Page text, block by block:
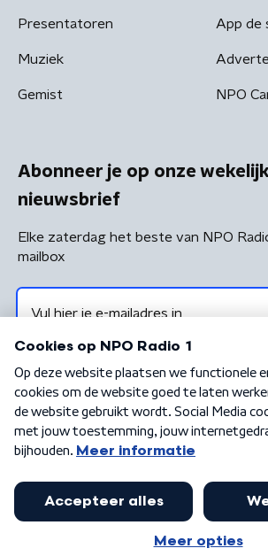
Presentatoren
Muziek
Gemist
App de
NPO
Abonneer je op onze
nieuwsbrief
Elke zaterdag het beste van NPO
mailbox
Algemene voorwaarden